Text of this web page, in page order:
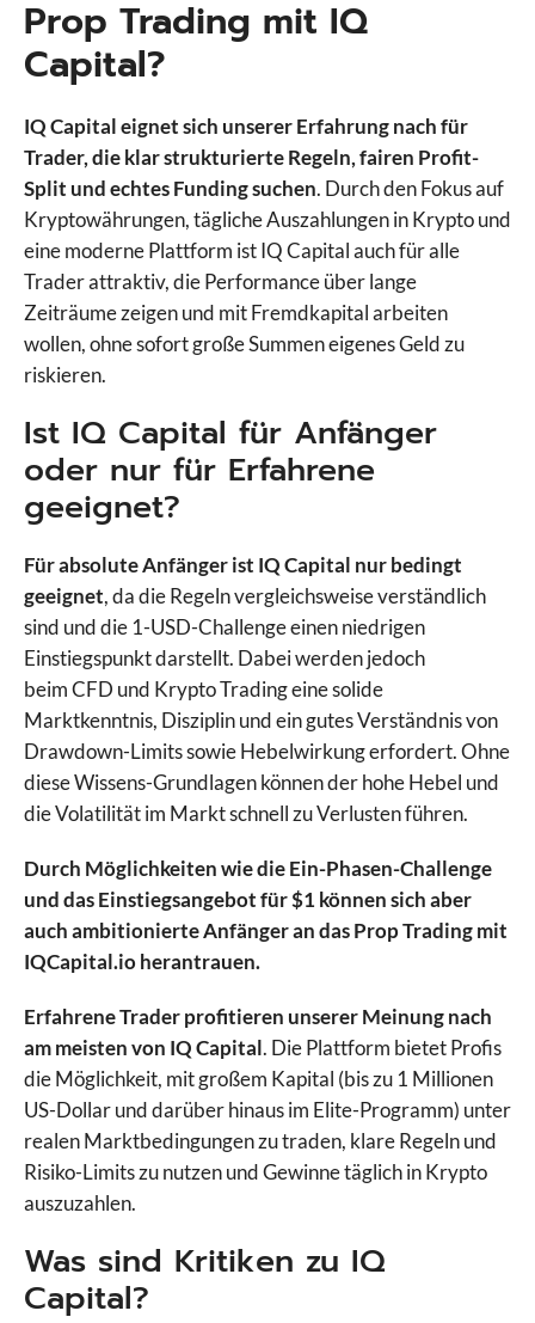
5%ers
Alpha Futures
Blueberry Funded
Blueberry Futures
E8 Markets
Earn2Trade
FTMO
FundedNext
Funding Ticks
FundingPips
FxIFY
Goat Funded Futures
InstantFunding
IQ Capital
Leeloo
My Funded Futures
SabioTrade
The Funded Trader
The Goat Funded Trader
The Trading Pit
TopStep
UProfit
Vergleiche Prop Firmen
Prop Trading mit IQ
Capital?
IQ Capital eignet sich unserer Erfahrung nach für
Trader, die klar strukturierte Regeln, fairen Profit-
Split und echtes Funding suchen. Durch den Fokus auf
Kryptowährungen, tägliche Auszahlungen in Krypto und
eine moderne Plattform ist IQ Capital auch für alle
Trader attraktiv, die Performance über lange
Zeiträume zeigen und mit Fremdkapital arbeiten
wollen, ohne sofort große Summen eigenes Geld zu
riskieren.
Ist IQ Capital für Anfänger
oder nur für Erfahrene
geeignet?
Für absolute Anfänger ist IQ Capital nur bedingt
geeignet, da die Regeln vergleichsweise verständlich
sind und die 1-USD-Challenge einen niedrigen
Einstiegspunkt darstellt. Dabei werden jedoch
beim CFD und Krypto Trading eine solide
Marktkenntnis, Disziplin und ein gutes Verständnis von
Drawdown-Limits sowie Hebelwirkung erfordert. Ohne
diese Wissens-Grundlagen können der hohe Hebel und
die Volatilität im Markt schnell zu Verlusten führen.
Durch Möglichkeiten wie die Ein-Phasen-Challenge
und das Einstiegsangebot für $1 können sich aber
auch ambitionierte Anfänger an das Prop Trading mit
IQCapital.io herantrauen.
Erfahrene Trader profitieren unserer Meinung nach
am meisten von IQ Capital. Die Plattform bietet Profis
die Möglichkeit, mit großem Kapital (bis zu 1 Millionen
US-Dollar und darüber hinaus im Elite-Programm) unter
realen Marktbedingungen zu traden, klare Regeln und
Risiko-Limits zu nutzen und Gewinne täglich in Krypto
auszuzahlen.
Was sind Kritiken zu IQ
Capital?